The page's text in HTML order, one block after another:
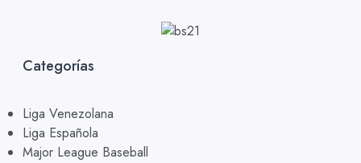
Categorías
Liga Venezolana
Liga Española
Major League Baseball